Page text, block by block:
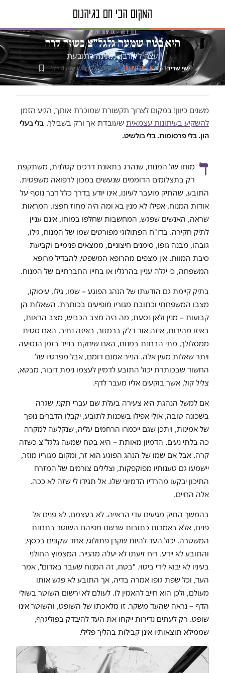
טור דעה · אלימות מינית
היא בטח שמעה גלגל"צ כשזה קרה
עצה לקורבן, תחינה לתובעת
ישי שריד·המקום הכי חם בגיהנום·
23.07.2015
·זמן קריאה 4 דק׳
משנים כיוון! במקום לצרוך תקשורת שמוכרת אותך, הגיע הזמן
להשקיע בעיתונות עצמאית שעובדת אך ורק בשבילך. בלי בעלי
הון. בלי פרסומות. בלי בולשיט.
ד מותו של המנוח, שנהרג בתאונת דרכים קטלנית, משתקפת
רק בתצלומים הדוממים שנעשים במכון לרפואה משפטית.
התובע, שהתיק מועבר לעיונו, אינו יודע בדרך כלל דבר נוסף על
אודות המנוח, אפילו לא מנין בא ומה היה מחוז חפצו. המראות
שראה, האנשים שפגש, המחשבות שחלפו במוחו, אינם עניין
לתיק חקירה. בדו"ח הפתולוגי מפורטים שמו של המנוח, גילו,
גובהו, מבנה גופו, סימנים חיצוניים, ממצאים פנימיים וקביעת
סיבת המוות. אין מצפים מהרופא המשפטי, להבדיל מרופא
המשפחה, כי יגלה עניין בהרגליו או בחייו החברתיים של המנוח.
בתיק קיימת גם הודעתו של הנהג הפוגע – שמו, גילו, עיסוקו,
מצבו המשפחתי וכתובת מגוריו מופיעים בכותרת. השאלות הן
קבועות – מנין ולאן נסעת, מה היה מצב הכביש, מצב הראות,
באיזו מהירות, איזה אור דלק ברמזור, באיזה נתיב, האם סטית
ממסלולך, מתי הבחנת במנוח, האם שיחקת בנייד בזמן הנסיעה
ויתר שאלות מעין אלה. הנייר אמנם דומם, אבל מפרטיו של
החשוד שבכותרת יכול התובע לדמיין לעצמו נימת דיבור, מבטא,
צליל קול, אשר בוקעים אליו מעבר לדף.
אם למשל הנהגת היא צעירה בעלת שם עברי תקני, שגרה
בשכונה טובה, אולי אפילו בשכנות לתובע, יקבלו הדברים נופך
של אמינות, ויתכן שגם ייכמרו הרחמים עליה, שנקלעה למקרה
כה בלתי נעים. הדמיון מאותת – היא בטח שמעה גלגל"צ כשזה
קרה. אבל אם שמו של הנהג הפוגע הוא זר, ומקום מגוריו מוזר,
יישמעו גם טענותיו מפוקפקות, וצלילים צורמים של המזרח
התיכון יבקעו מהרדיו הדמיוני שלו. אל תגידו לי שזה לא ככה.
אלה החיים.
בהמשך התיק מגיעים עדי הראייה. לא בעצמם, לא פנים אל
פנים, אלא באמרות כתובות שרשם מפיהם השוטר בתחנת
המשטרה. יכול העד להיות שקרן פתולוגי, אחד שקונים בכסף,
והתובע לא יידע. ריח זיעתו לא יעלה מהנייר. המצמוץ החולני
בעיניו לא יבוא לידי ביטוי. "בטח, זה המנוח שעבר באדום", אמר
העד, וכל שפת גופו אמרה בדיה, אך התובע לא פגש אותו
מעולם, ולכן הוא חייב להאמין לו. לעולם לא ירשום השוטר בשולי
הדף – נראה שהעד משקר. זו מלאכתו של השופט, והשוטר אינו
שופט. רק לעתים נדירות ייקחו את העד להיבדק בפוליגרף,
שממילא תוצאותיו אינן קבילות בהליך פלילי.